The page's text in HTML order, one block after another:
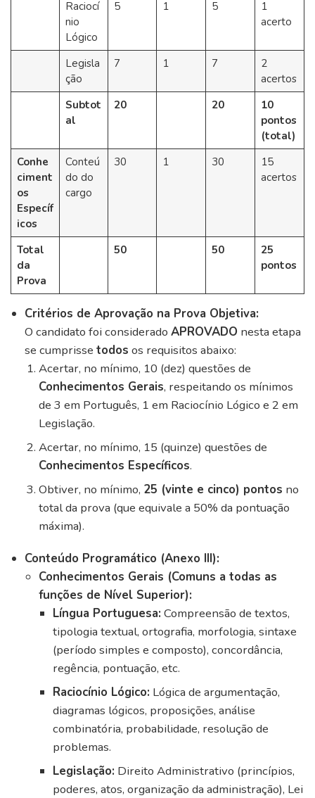
Raciocí
nio
Lógico
5 1 5
1
acerto
Legisla
ção
7 1 7
2
acertos
Subtot
al
20 20
10
pontos
(total)
Conhe
ciment
os
Específ
icos
Conteú
do do
cargo
30 1 30
15
acertos
Total
da
Prova
50 50
25
pontos
Critérios de Aprovação na Prova Objetiva:
O candidato foi considerado APROVADO nesta etapa
se cumprisse todos os requisitos abaixo:
Acertar, no mínimo, 10 (dez) questões de
Conhecimentos Gerais, respeitando os mínimos
de 3 em Português, 1 em Raciocínio Lógico e 2 em
Legislação.
Acertar, no mínimo, 15 (quinze) questões de
Conhecimentos Específicos.
Obtiver, no mínimo, 25 (vinte e cinco) pontos no
total da prova (que equivale a 50% da pontuação
máxima).
Conteúdo Programático (Anexo III):
Conhecimentos Gerais (Comuns a todas as
funções de Nível Superior):
Língua Portuguesa: Compreensão de textos,
tipologia textual, ortografia, morfologia, sintaxe
(período simples e composto), concordância,
regência, pontuação, etc.
Raciocínio Lógico: Lógica de argumentação,
diagramas lógicos, proposições, análise
combinatória, probabilidade, resolução de
problemas.
Legislação: Direito Administrativo (princípios,
poderes, atos, organização da administração), Lei